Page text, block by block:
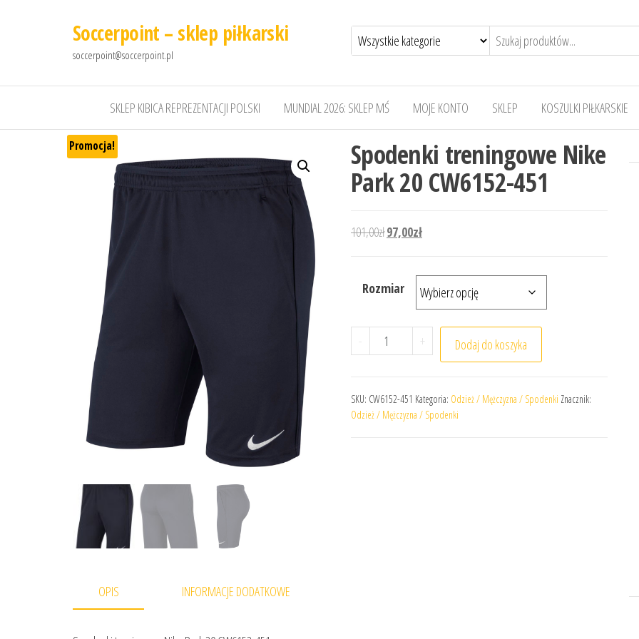
Soccerpoint – sklep piłkarski
soccerpoint@soccerpoint.pl
SKLEP KIBICA REPREZENTACJI POLSKI MUNDIAL 2026: SKLEP MŚ MOJE KONTO SKLEP KOSZULKI PIŁKARSKIE
Promocja! Spodenki treningowe Nike
Park 20 CW6152-451
101,00złPierwotna cena wynosiła: 101,00zł.
97,00złAktualna cena wynosi: 97,00zł.
Rozmiar
- ilość Spodenki treningowe Nike Park 20 CW6152-451
+ Dodaj do koszyka
SKU: CW6152-451 Kategoria: Odzież / Mężczyzna / Spodenki Znacznik:
Odzież / Mężczyzna / Spodenki
OPIS INFORMACJE DODATKOWE